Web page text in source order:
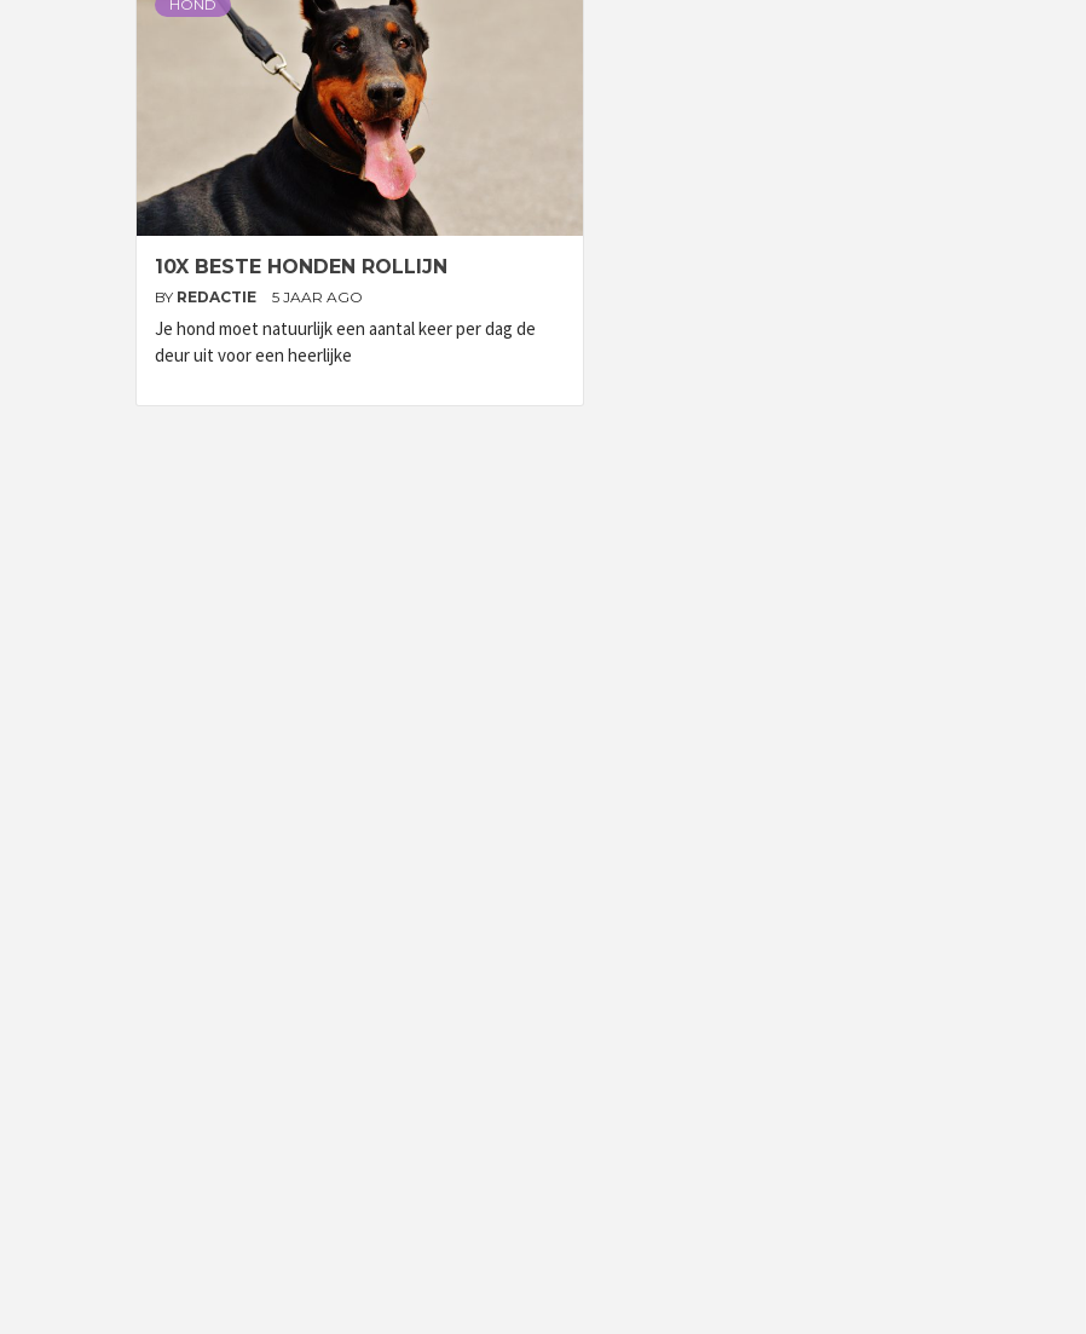
HOND
10X BESTE HONDEN ROLLIJN
BY REDACTIE 5 JAAR AGO
Je hond moet natuurlijk een aantal keer per dag de
deur uit voor een heerlijke